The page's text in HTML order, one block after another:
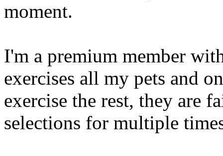
moment.
I'm a premium member
exercises all my pets and
exercise the rest, they are
selections for multiple